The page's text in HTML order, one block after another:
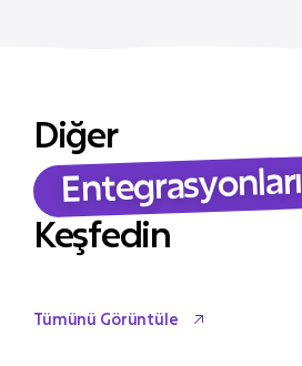
Diğer
Entegrasyonları
Keşfedin
Tümünü Görüntüle